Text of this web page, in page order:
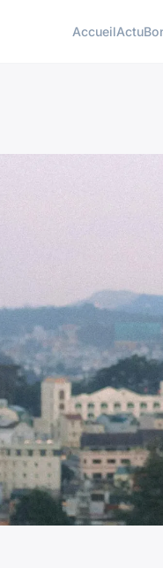
AccueilActu